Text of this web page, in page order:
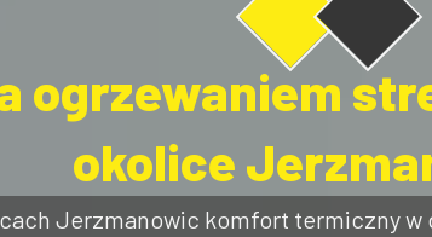
ogrzewaniem
okolice
Jerzmanowic komfort termiczny